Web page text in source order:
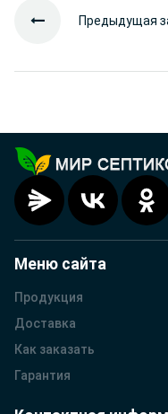
Предыдущая
Меню сайта
Продукция
Доставка
Как заказать
Гарантия